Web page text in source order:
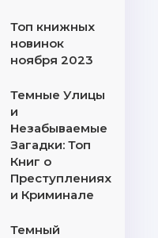
Топ книжных
новинок
ноября 2023
Темные Улицы
и
Незабываемые
Загадки: Топ
Книг о
Преступлениях
и Криминале
Темный